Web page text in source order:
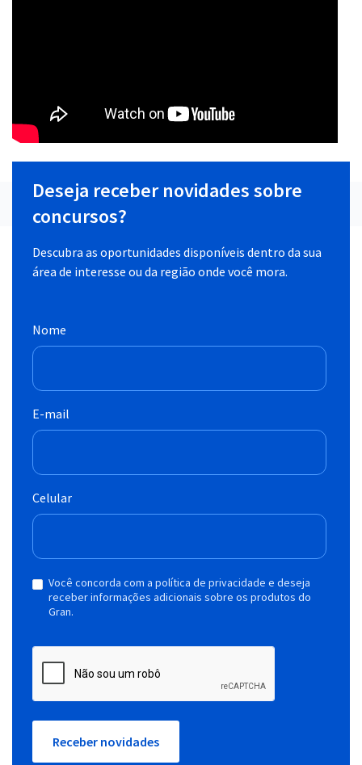
Deseja receber novidades sobre
concursos?
Descubra as oportunidades disponíveis dentro da sua
área de interesse ou da região onde você mora.
Nome
E-mail
Celular
Você concorda com a política de privacidade e deseja
receber informações adicionais sobre os produtos do
Gran.
Receber novidades